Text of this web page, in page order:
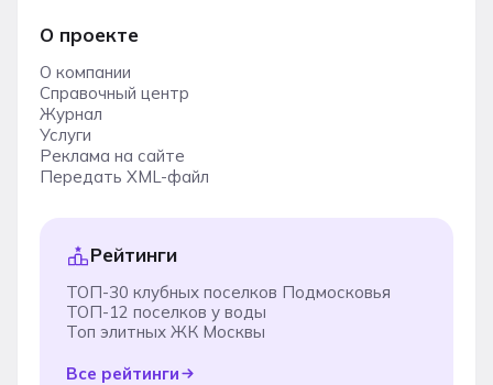
О проекте
О компании
Справочный центр
Журнал
Услуги
Реклама на сайте
Передать XML-файл
Рейтинги
ТОП-30 клубных поселков Подмосковья
ТОП-12 поселков у воды
Топ элитных ЖК Москвы
Все рейтинги